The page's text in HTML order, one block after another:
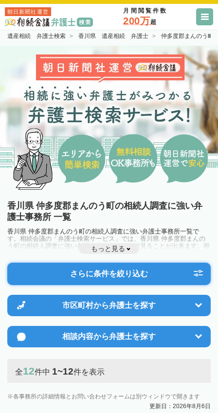
朝日新聞社運営 月間閲覧件数
200万超
遺産相続 弁護士検索 香川県 遺産相続 弁護士 仲多度郡まんのう
香川県 仲多度郡まんのう町の相続人調査に強い弁
護士事務所 一覧
香川県 仲多度郡まんのう町の相続人調査に強い弁護士事務所一覧で
す。相続会議の「弁護士検索サービス」では、香川県 仲多度郡まんの
う町の相続人調査に強い弁護士事務所を一覧で見ることが出来ます。相
続のトラブルやお悩みを抱えている方は一度近隣の弁護士に相談してみ
ましょう。
もっと見る
さらに条件を絞り込む
市区町村から弁護士を探す
相談内容から弁護士を探す
全12件中 1~12件を表示
各事務所の詳細情報とお問い合わせフォームは別ウィンドウで開きます
更新日：2026年8月6日